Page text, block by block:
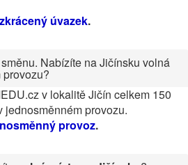
úvazek.
Nabízíte na Jičínsku volná
v lokalitě Jičín celkem 150
provozu.
provoz.